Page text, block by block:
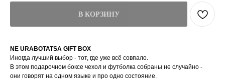
В КОРЗИНУ
NE URABOTATSA GIFT BOX
Иногда лучший выбор - тот, где уже всё совпало.
В этом подарочном боксе чехол и футболка собраны не случайно -
они говорят на одном языке и про одно состояние.